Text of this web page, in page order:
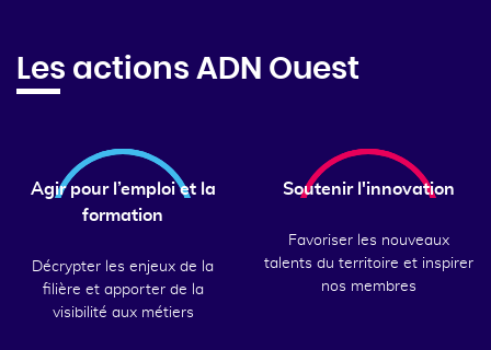
Les actions ADN Ouest
Agir pour l’emploi et la
formation
Décrypter les enjeux de la
filière et apporter de la
visibilité aux métiers
Soutenir l'innovation
Favoriser les nouveaux
talents du territoire et inspirer
nos membres